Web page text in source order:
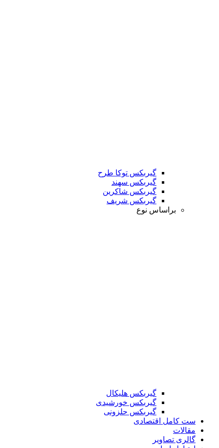
گیربکس توکا طرح
گیربکس سهند
گیربکس شاکرین
گیربکس شریف
براساس نوع
گیربکس هلیکال
گیربکس خورشیدی
گیربکس حلزونی
ست کامل اقتصادی
مقالات
گالری تصاویر